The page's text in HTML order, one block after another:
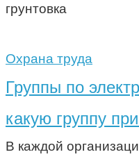
грунтовка
Охрана труда
Группы по
какую группу
В каждой